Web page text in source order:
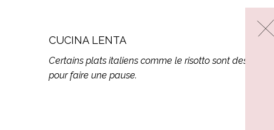
CUCINA LENTA
Certains plats italiens comme le risottosont des actes
pour faire une pause.